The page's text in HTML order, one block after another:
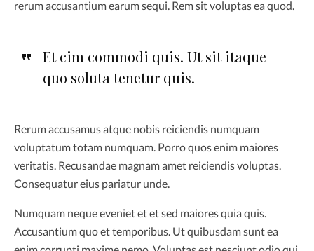
rerum accusantium earum sequi. Rem sit voluptas ea quod.
Et cim commodi quis. Ut sit itaque
quo soluta tenetur quis.
Rerum accusamus atque nobis reiciendis numquam
voluptatum totam numquam. Porro quos enim maiores
veritatis. Recusandae magnam amet reiciendis voluptas.
Consequatur eius pariatur unde.
Numquam neque eveniet et et sed maiores quia quis.
Accusantium quo et temporibus. Ut quibusdam sunt ea